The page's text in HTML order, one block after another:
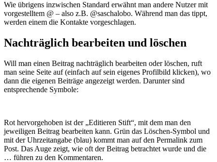
Wie übrigens inzwischen Standard erwähnt man andere Nutzer mit
vorgestelltem @ – also z.B. @saschalobo. Während man das tippt,
werden einem die Kontakte vorgeschlagen.
Nachträglich bearbeiten und löschen
Will man einen Beitrag nachträglich bearbeiten oder löschen, ruft
man seine Seite auf (einfach auf sein eigenes Profilbild klicken), wo
dann die eigenen Beiträge angezeigt werden. Darunter sind
entsprechende Symbole:
Rot hervorgehoben ist der „Editieren Stift“, mit dem man den
jeweiligen Beitrag bearbeiten kann. Grün das Löschen-Symbol und
mit der Uhrzeitangabe (blau) kommt man auf den Permalink zum
Post. Das Auge zeigt, wie oft der Beitrag betrachtet wurde und die
… führen zu den Kommentaren.